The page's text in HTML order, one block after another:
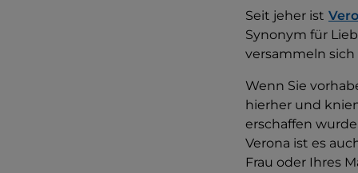
Seit jeher ist
Synonym für
versammeln sich
Wenn Sie
hierher und
erschaffen
Verona ist es
Frau oder Ihres